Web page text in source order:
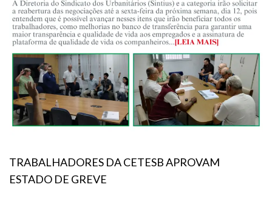
TRABALHADORES DA CETESB APROVAM
ESTADO DE GREVE